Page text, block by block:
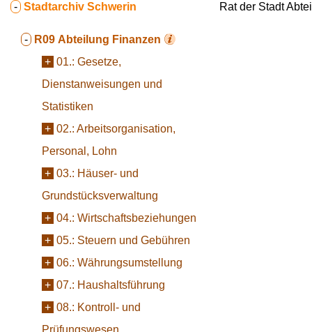
- Stadtarchiv Schwerin
- R09 Abteilung Finanzen
+ 01.: Gesetze,
Dienstanweisungen und
Statistiken
+ 02.: Arbeitsorganisation,
Personal, Lohn
+ 03.: Häuser- und
Grundstücksverwaltung
+ 04.: Wirtschaftsbeziehungen
+ 05.: Steuern und Gebühren
+ 06.: Währungsumstellung
+ 07.: Haushaltsführung
+ 08.: Kontroll- und
Prüfungswesen
Rat der Stadt